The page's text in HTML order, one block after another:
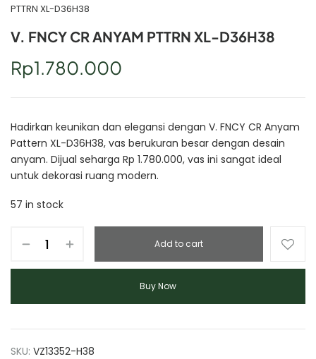
PTTRN XL-D36H38
V. FNCY CR ANYAM PTTRN XL-D36H38
Rp1.780.000
Hadirkan keunikan dan elegansi dengan V. FNCY CR Anyam
Pattern XL-D36H38, vas berukuran besar dengan desain
anyam. Dijual seharga Rp 1.780.000, vas ini sangat ideal
untuk dekorasi ruang modern.
57 in stock
Add to cart
Buy Now
SKU: VZ13352-H38